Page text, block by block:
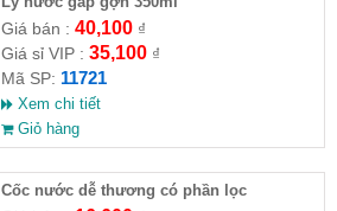
Giá bán : 40,100₫
Giá sỉ VIP : 35,100₫
Mã SP: 11721
Xem chi tiết
Giỏ hàng
Cốc nước dễ thương có phần lọc